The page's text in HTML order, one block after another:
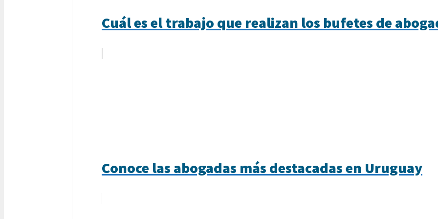
Cuál es el trabajo que realizan los bufetes de
Conoce las abogadas más destacadas en Uruguay